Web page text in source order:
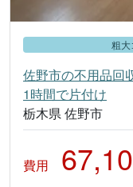
粗
佐野市の不用品回
1時間で片付け
栃木県 佐野市
費用